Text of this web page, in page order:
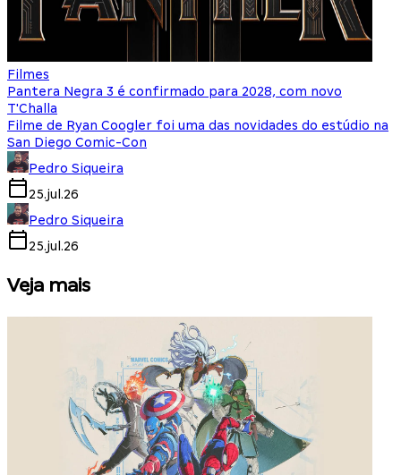
Filmes
Pantera Negra 3 é confirmado para 2028, com novo
T'Challa
Filme de Ryan Coogler foi uma das novidades do estúdio na
San Diego Comic-Con
Pedro Siqueira
25.jul.26
Pedro Siqueira
25.jul.26
Veja mais